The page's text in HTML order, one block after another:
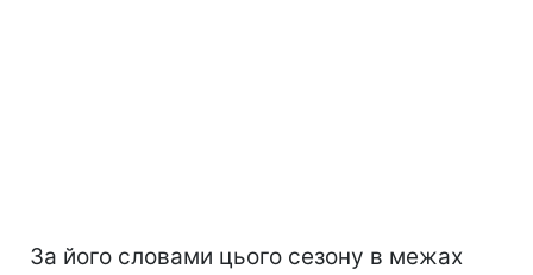
За його словами цього сезону в межах